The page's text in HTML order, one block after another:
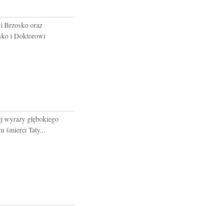
Brzosko oraz
i Doktorowi
wyrazy głębokiego
śmierci Taty...